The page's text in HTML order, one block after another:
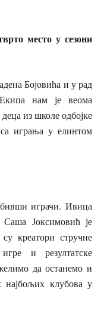
место у сезони
Бојовића и у рад
нам је веома
из школе одбојке
играња у елинтом
играчи. Ивица
Јоксимовић је
креатори стручне
и резултатске
да останемо и
најбољих клубова у